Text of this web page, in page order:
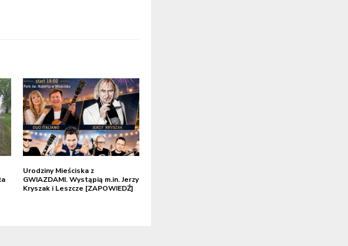
Urodziny Mieściska z
GWIAZDAMI. Wystąpią m.in. Jerzy
Kryszak i Leszcze [ZAPOWIEDŹ]